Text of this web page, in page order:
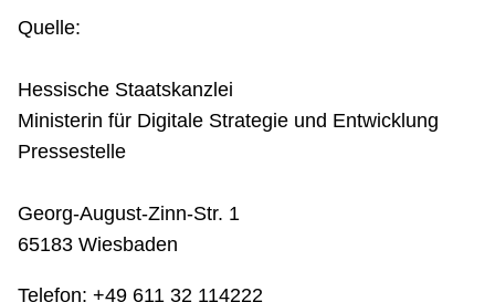
Quelle:
Hessische Staatskanzlei
Ministerin für Digitale Strategie und Entwicklung
Pressestelle
Georg-August-Zinn-Str. 1
65183 Wiesbaden
Telefon: +49 611 32 114222